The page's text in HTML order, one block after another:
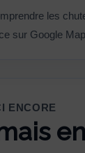
les
sur Google
ENCORE